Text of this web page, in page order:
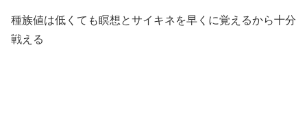
種族値は低くても瞑想とサイキネを早くに覚えるから十分
戦える